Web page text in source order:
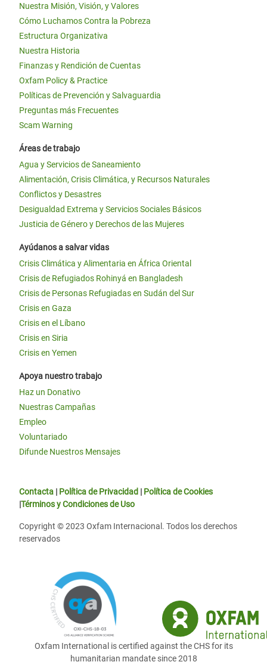
Nuestra Misión, Visión, y Valores
Cómo Luchamos Contra la Pobreza
Estructura Organizativa
Nuestra Historia
Finanzas y Rendición de Cuentas
Oxfam Policy & Practice
Políticas de Prevención y Salvaguardia
Preguntas más Frecuentes
Scam Warning
Áreas de trabajo
Agua y Servicios de Saneamiento
Alimentación, Crisis Climática, y Recursos Naturales
Conflictos y Desastres
Desigualdad Extrema y Servicios Sociales Básicos
Justicia de Género y Derechos de las Mujeres
Ayúdanos a salvar vidas
Crisis Climática y Alimentaria en África Oriental
Crisis de Refugiados Rohinyá en Bangladesh
Crisis de Personas Refugiadas en Sudán del Sur
Crisis en Gaza
Crisis en el Líbano
Crisis en Siria
Crisis en Yemen
Apoya nuestro trabajo
Haz un Donativo
Nuestras Campañas
Empleo
Voluntariado
Difunde Nuestros Mensajes
Contacta | Política de Privacidad | Política de Cookies
|Términos y Condiciones de Uso
Copyright © 2023 Oxfam Internacional. Todos los derechos
reservados
Oxfam International is certified against the CHS for its
humanitarian mandate since 2018